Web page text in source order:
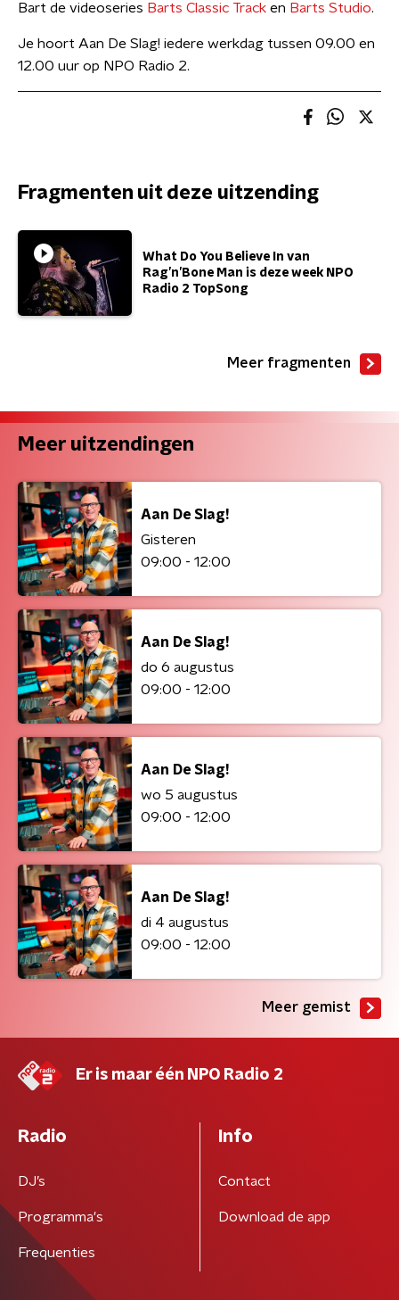
Bart de videoseries Barts Classic Track en Barts Studio.
Je hoort Aan De Slag! iedere werkdag tussen 09.00 en
12.00 uur op NPO Radio 2.
Fragmenten uit deze uitzending
What Do You Believe In van
Rag’n’Bone Man is deze week NPO
Radio 2 TopSong
Meer fragmenten
Meer uitzendingen
Aan De Slag!
Gisteren
09:00 - 12:00
Aan De Slag!
do 6 augustus
09:00 - 12:00
Aan De Slag!
wo 5 augustus
09:00 - 12:00
Aan De Slag!
di 4 augustus
09:00 - 12:00
Meer gemist
Er is maar één NPO Radio 2
Radio
DJ’s
Programma's
Frequenties
Info
Contact
Download de app